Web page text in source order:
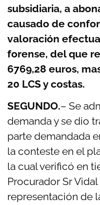
subsidiaria, a
causado de
valoración
forense, del que
6769,28 euros,
20 LCS y costas.
SEGUNDO.– Se
demanda y se dio
parte demandada
la conteste en el
la cual verificó en
Procurador Sr
representación de